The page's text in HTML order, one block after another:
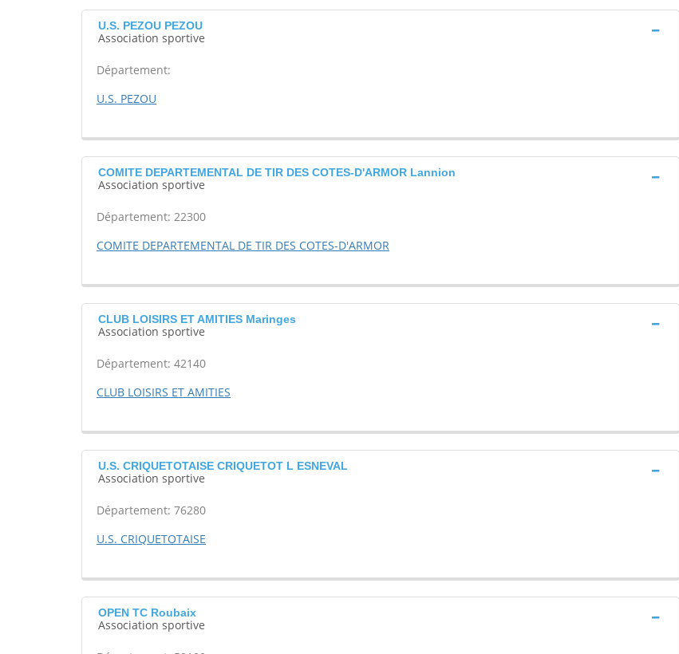
U.S. PEZOU PEZOU
Association sportive
Département:
U.S. PEZOU
COMITE DEPARTEMENTAL DE TIR DES COTES-D'ARMOR Lannion
Association sportive
Département: 22300
COMITE DEPARTEMENTAL DE TIR DES COTES-D'ARMOR
CLUB LOISIRS ET AMITIES Maringes
Association sportive
Département: 42140
CLUB LOISIRS ET AMITIES
U.S. CRIQUETOTAISE CRIQUETOT L ESNEVAL
Association sportive
Département: 76280
U.S. CRIQUETOTAISE
OPEN TC Roubaix
Association sportive